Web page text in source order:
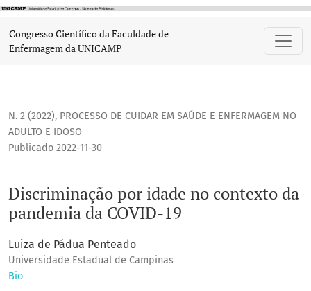
Discriminação por idade no contexto da pandemia da
Congresso Científico da Faculdade de
Enfermagem da UNICAMP
N. 2 (2022), PROCESSO DE CUIDAR EM SAÚDE E ENFERMAGEM NO
ADULTO E IDOSO
Discriminação por idade no contexto da
pandemia da COVID-19
Publicado 2022-11-30
Luiza de Pádua Penteado
Universidade Estadual de Campinas
Bio